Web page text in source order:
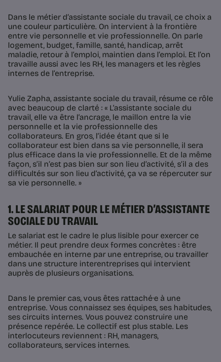
Dans le métier d’assistante sociale du travail, ce choix a
une couleur particulière. On intervient à la frontière
entre vie personnelle et vie professionnelle. On parle
logement, budget, famille, santé, handicap, arrêt
maladie, retour à l’emploi, maintien dans l’emploi. Et l’on
travaille aussi avec les RH, les managers et les règles
internes de l’entreprise.
Yulie Zapha, assistante sociale du travail, résume ce rôle
avec beaucoup de clarté : « L’assistante sociale du
travail, elle va être l’ancrage, le maillon entre la vie
personnelle et la vie professionnelle des
collaborateurs. En gros, l’idée étant que si le
collaborateur est bien dans sa vie personnelle, il sera
plus efficace dans la vie professionnelle. Et de la même
façon, s’il n’est pas bien sur son lieu d’activité, s’il a des
difficultés sur son lieu d’activité, ça va se répercuter sur
sa vie personnelle. »
1. LE SALARIAT POUR LE MÉTIER D’ASSISTANTE
SOCIALE DU TRAVAIL
Le salariat est le cadre le plus lisible pour exercer ce
métier. Il peut prendre deux formes concrètes : être
embauchée en interne par une entreprise, ou travailler
dans une structure interentreprises qui intervient
auprès de plusieurs organisations.
Dans le premier cas, vous êtes rattaché·e à une
entreprise. Vous connaissez ses équipes, ses habitudes,
ses circuits internes. Vous pouvez construire une
présence repérée. Le collectif est plus stable. Les
interlocuteurs reviennent : RH, managers,
collaborateurs, services internes.